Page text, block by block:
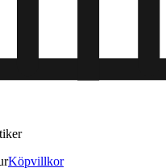
Köpvillkor